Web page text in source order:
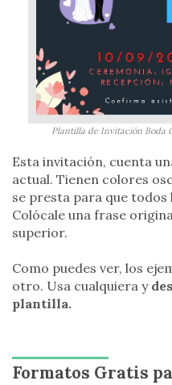
Plantilla de Invitación Boda
Esta invitación, cuenta
actual. Tienen colores
se presta para que
Colócale una frase
superior.
Como puedes ver, los
otro. Usa cualquiera y
plantilla.
Formatos Gratis